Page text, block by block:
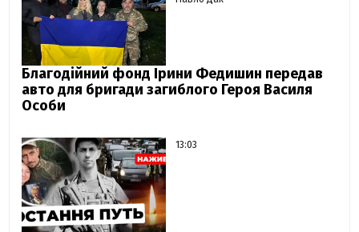
Благодійний фонд Ірини Федишин передав
авто для бригади загиблого Героя Василя
Особи
13:03